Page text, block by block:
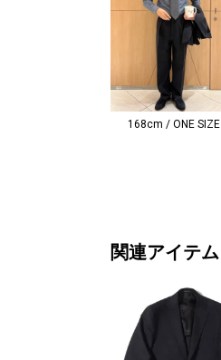
168cm / ONE SIZE
関連アイテム